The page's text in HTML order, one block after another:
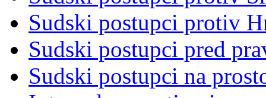
Sudski postupci protiv
Sudski postupci pred
Sudski postupci na